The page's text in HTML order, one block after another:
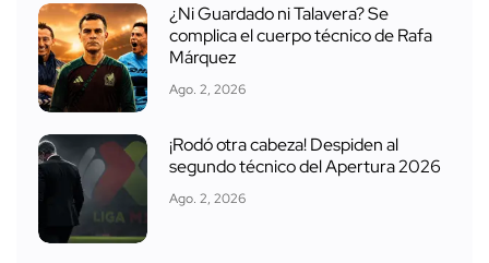
¿Ni Guardado ni Talavera? Se
complica el cuerpo técnico de Rafa
Márquez
Ago. 2, 2026
¡Rodó otra cabeza! Despiden al
segundo técnico del Apertura 2026
Ago. 2, 2026